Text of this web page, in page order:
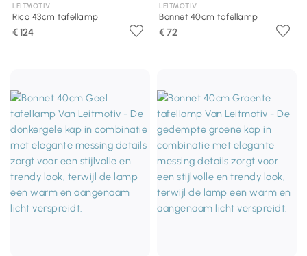
LEITMOTIV
Rico 43cm tafellamp
€ 124
LEITMOTIV
Bonnet 40cm tafellamp
€ 72